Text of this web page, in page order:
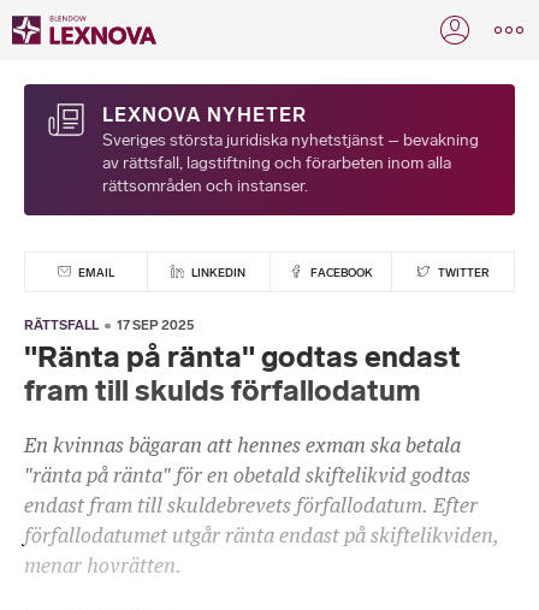
LEXNOVA NYHETER
Sveriges största juridiska nyhetstjänst – bevakning
av rättsfall, lagstiftning och förarbeten inom alla
rättsområden och instanser.
EMAIL LINKEDIN FACEBOOK TWITTER
RÄTTSFALL 17 SEP 2025
"Ränta på ränta" godtas endast
fram till skulds förfallodatum
En kvinnas bägaran att hennes exman ska betala
"ränta på ränta" för en obetald skiftelikvid godtas
endast fram till skuldebrevets förfallodatum. Efter
förfallodatumet utgår ränta endast på skiftelikviden,
menar hovrätten.